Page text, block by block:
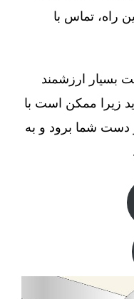
راه، تماس با
بسیار ارزشمند
زیرا ممکن است با
دست شما برود و به